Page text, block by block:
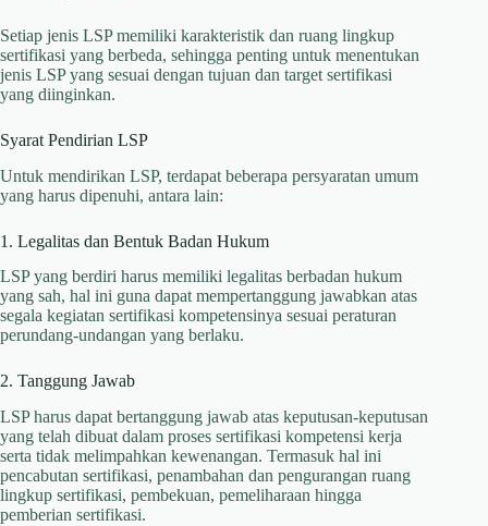
Setiap jenis LSP memiliki karakteristik dan ruang lingkup
sertifikasi yang berbeda, sehingga penting untuk menentukan
jenis LSP yang sesuai dengan tujuan dan target sertifikasi
yang diinginkan.
Syarat Pendirian LSP
Untuk mendirikan LSP, terdapat beberapa persyaratan umum
yang harus dipenuhi, antara lain:
1. Legalitas dan Bentuk Badan Hukum
LSP yang berdiri harus memiliki legalitas berbadan hukum
yang sah, hal ini guna dapat mempertanggung jawabkan atas
segala kegiatan sertifikasi kompetensinya sesuai peraturan
perundang-undangan yang berlaku.
2. Tanggung Jawab
LSP harus dapat bertanggung jawab atas keputusan-keputusan
yang telah dibuat dalam proses sertifikasi kompetensi kerja
serta tidak melimpahkan kewenangan. Termasuk hal ini
pencabutan sertifikasi, penambahan dan pengurangan ruang
lingkup sertifikasi, pembekuan, pemeliharaan hingga
pemberian sertifikasi.